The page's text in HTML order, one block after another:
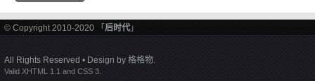
© Copyright 2010-2020 「 后时代 」
All Rights Reserved • Design by 格格物.
Valid XHTML 1.1 and CSS 3.